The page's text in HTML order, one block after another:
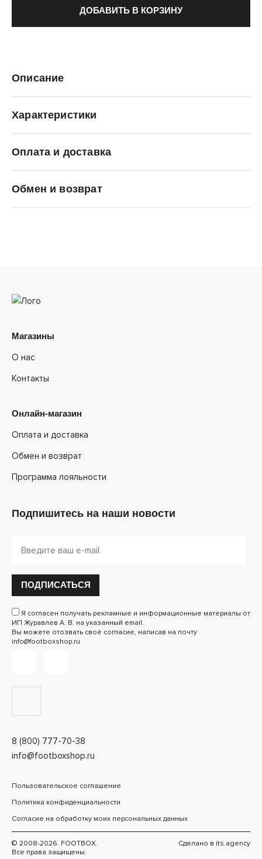
ДОБАВИТЬ В КОРЗИНУ
Описание
Характеристики
Оплата и доставка
Обмен и возврат
8 (800) 777-70-38
info@footboxshop.ru
Магазины
О нас
Контакты
Онлайн-магазин
Оплата и доставка
Обмен и возврат
Программа лояльности
Подпишитесь на наши новости
ПОДПИСАТЬСЯ
Я согласен получать рекламные и информационные материалы от
ИП Журавлев А. В. на указанный email.
Вы можете отозвать своё согласие, написав на почту
info@footboxshop.ru
Пользовательское соглашение
Политика конфиденциальности
Согласие на обработку моих персональных данных
© 2008-2026. FOOTBOX.
Все права защищены.
Сделано в its.agency